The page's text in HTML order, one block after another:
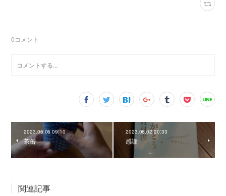
0コメント
2023.06.06 09:10
茶缶
2023.06.02 20:33
感謝
関連記事